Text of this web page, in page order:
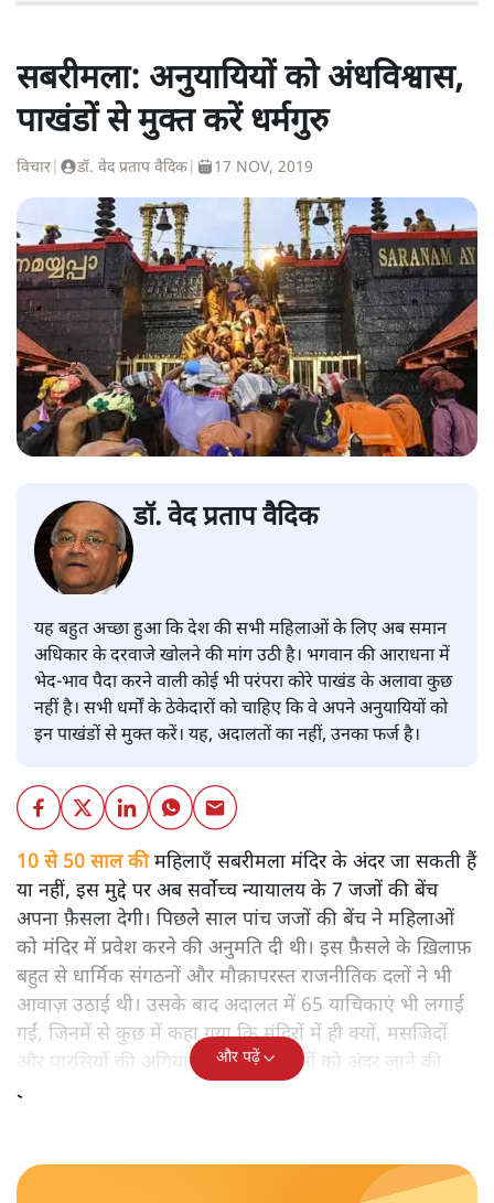
सबरीमला: अनुयायियों को अंधविश्वास,
पाखंडों से मुक्त करें धर्मगुरु
विचार डॉ. वेद प्रताप वैदिक 17 NOV, 2019
डॉ. वेद प्रताप वैदिक
यह बहुत अच्छा हुआ कि देश की सभी महिलाओं के लिए अब समान
अधिकार के दरवाजे खोलने की मांग उठी है। भगवान की आराधना में
भेद-भाव पैदा करने वाली कोई भी परंपरा कोरे पाखंड के अलावा कुछ
नहीं है। सभी धर्मों के ठेकेदारों को चाहिए कि वे अपने अनुयायियों को
इन पाखंडों से मुक्त करें। यह, अदालतों का नहीं, उनका फर्ज है।
10 से 50 साल कीमहिलाएँ सबरीमला मंदिर के अंदर जा सकती हैं
या नहीं, इस मुद्दे पर अब सर्वोच्च न्यायालय के 7 जजों की बेंच
अपना फ़ैसला देगी। पिछले साल पांच जजों की बेंच ने महिलाओं
को मंदिर में प्रवेश करने की अनुमति दी थी। इस फ़ैसले के ख़िलाफ़
बहुत से धार्मिक संगठनों और मौक़ापरस्त राजनीतिक दलों ने भी
आवाज़ उठाई थी। उसके बाद अदालत में 65 याचिकाएं भी लगाई
गईं, जिनमें से कुछ में कहा गया कि मंदिरों में ही क्यों, मसजिदों
और पारसियों की अगियारी में भी महिलाओं को अंदर जाने की
इजाजत मिलनी चाहिए।
और पढ़ें